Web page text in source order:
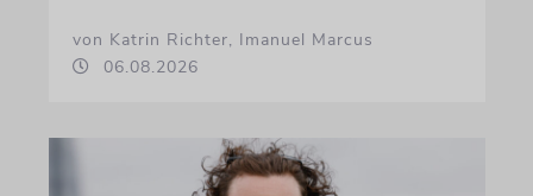
von Katrin Richter, Imanuel Marcus
06.08.2026